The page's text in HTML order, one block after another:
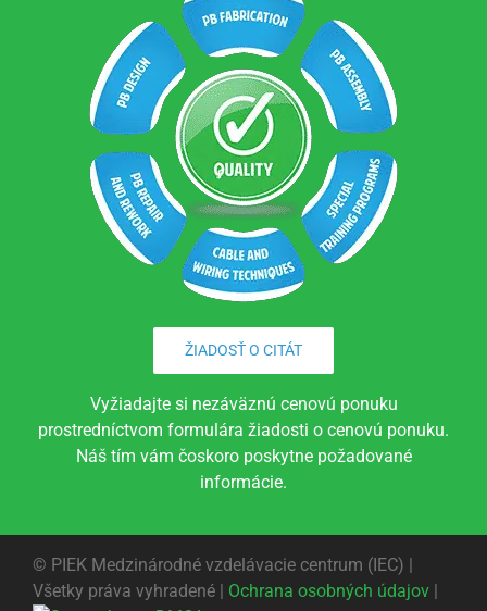
ŽIADOSŤ O CITÁT
Vyžiadajte si nezáväznú cenovú ponuku
prostredníctvom formulára žiadosti o cenovú ponuku.
Náš tím vám čoskoro poskytne požadované
informácie.
© PIEK Medzinárodné vzdelávacie centrum (IEC) |
Všetky práva vyhradené | Ochrana osobných údajov|